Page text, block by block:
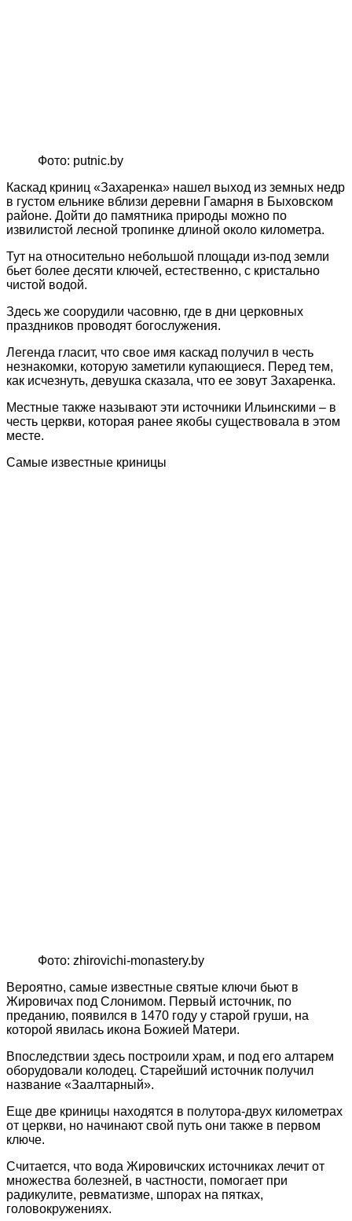
Фото: putnic.by
Каскад криниц «Захаренка» нашел выход из земных недр
в густом ельнике вблизи деревни Гамарня в Быховском
районе. Дойти до памятника природы можно по
извилистой лесной тропинке длиной около километра.
Тут на относительно небольшой площади из-под земли
бьет более десяти ключей, естественно, с кристально
чистой водой.
Здесь же соорудили часовню, где в дни церковных
праздников проводят богослужения.
Легенда гласит, что свое имя каскад получил в честь
незнакомки, которую заметили купающиеся. Перед тем,
как исчезнуть, девушка сказала, что ее зовут Захаренка.
Местные также называют эти источники Ильинскими – в
честь церкви, которая ранее якобы существовала в этом
месте.
Самые известные криницы
Фото: zhirovichi-monastery.by
Вероятно, самые известные святые ключи бьют в
Жировичах под Слонимом. Первый источник, по
преданию, появился в 1470 году у старой груши, на
которой явилась икона Божией Матери.
Впоследствии здесь построили храм, и под его алтарем
оборудовали колодец. Старейший источник получил
название «Заалтарный».
Еще две криницы находятся в полутора-двух километрах
от церкви, но начинают свой путь они также в первом
ключе.
Считается, что вода Жировичских источниках лечит от
множества болезней, в частности, помогает при
радикулите, ревматизме, шпорах на пятках,
головокружениях.